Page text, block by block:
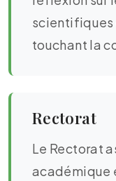
touchant la
Rectorat
Le Rectorat
académique